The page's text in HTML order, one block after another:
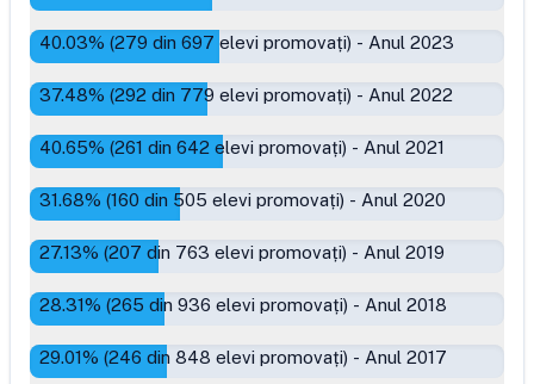
40.03% (279 din 697 elevi promovați) - Anul 2023
37.48% (292 din 779 elevi promovați) - Anul 2022
40.65% (261 din 642 elevi promovați) - Anul 2021
31.68% (160 din 505 elevi promovați) - Anul 2020
27.13% (207 din 763 elevi promovați) - Anul 2019
28.31% (265 din 936 elevi promovați) - Anul 2018
29.01% (246 din 848 elevi promovați) - Anul 2017